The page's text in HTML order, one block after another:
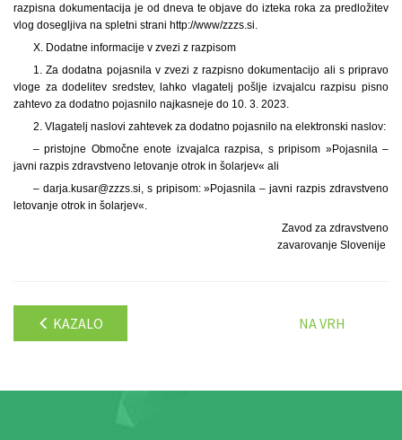
razpisna dokumentacija je od dneva te objave do izteka roka za predložitev
vlog dosegljiva na spletni strani http://www/zzzs.si.
X. Dodatne informacije v zvezi z razpisom
1. Za dodatna pojasnila v zvezi z razpisno dokumentacijo ali s pripravo
vloge za dodelitev sredstev, lahko vlagatelj pošlje izvajalcu razpisu pisno
zahtevo za dodatno pojasnilo najkasneje do 10. 3. 2023.
2. Vlagatelj naslovi zahtevek za dodatno pojasnilo na elektronski naslov:
– pristojne Območne enote izvajalca razpisa, s pripisom »Pojasnila –
javni razpis zdravstveno letovanje otrok in šolarjev« ali
– darja.kusar@zzzs.si, s pripisom: »Pojasnila – javni razpis zdravstveno
letovanje otrok in šolarjev«.
Zavod za zdravstveno
zavarovanje Slovenije
KAZALO NA VRH